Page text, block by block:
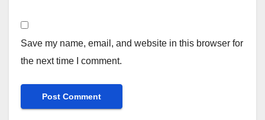
Save my name, email, and website in this browser for
the next time I comment.